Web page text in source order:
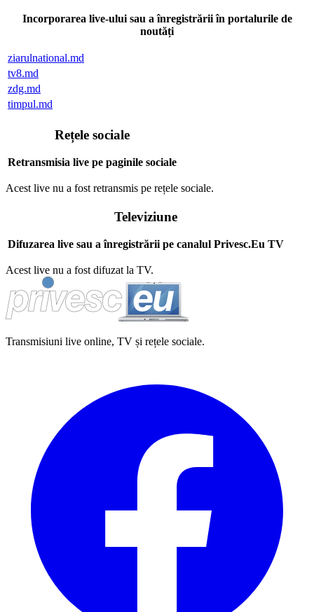
Incorporarea live-ului sau a înregistrării în portalurile de
noutăți
ziarulnational.md
tv8.md
zdg.md
timpul.md
Rețele sociale
Retransmisia live pe paginile sociale
Acest live nu a fost retransmis pe rețele sociale.
Televiziune
Difuzarea live sau a înregistrării pe canalul Privesc.Eu TV
Acest live nu a fost difuzat la TV.
Transmisiuni live online, TV și rețele sociale.